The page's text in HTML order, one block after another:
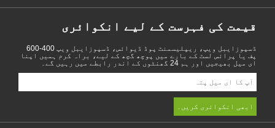
قیمت کی فہرست کے لیے انکوائری
ڈسپوزایبل ویپ، ریپلیسمنٹ پوڈ ڈیوائس، ڈسپوزایبل ویپ 400-600
پف یا پرائس لسٹ کے بارے میں پوچھ گچھ کے لیے، براہ کرم ہمیں اپنا
ای میل بھیجیں اور ہم 24 گھنٹوں کے اندر رابطے میں رہیں گے۔